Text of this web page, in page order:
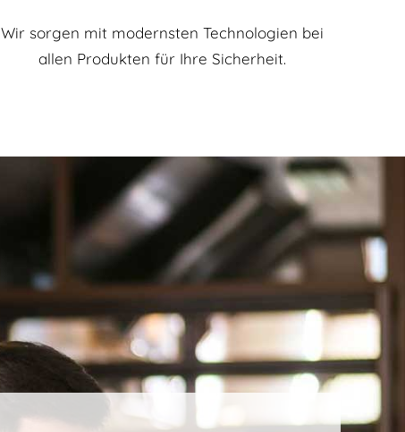
Wir sorgen mit modernsten Technologien bei
allen Produkten für Ihre Sicherheit.